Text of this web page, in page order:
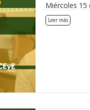
Miércoles 15
Leer más